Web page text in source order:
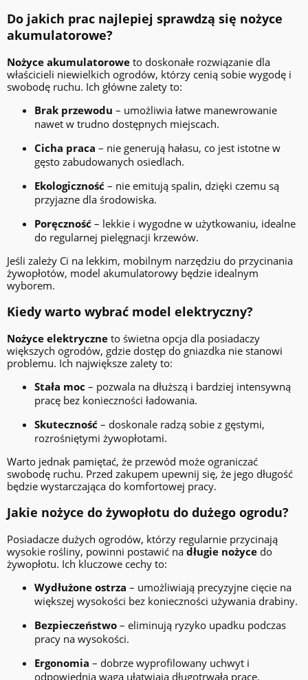
Do jakich prac najlepiej sprawdzą się nożyce
akumulatorowe?
Nożyce akumulatorowe to doskonałe rozwiązanie dla
właścicieli niewielkich ogrodów, którzy cenią sobie wygodę i
swobodę ruchu. Ich główne zalety to:
Brak przewodu – umożliwia łatwe manewrowanie
nawet w trudno dostępnych miejscach.
Cicha praca – nie generują hałasu, co jest istotne w
gęsto zabudowanych osiedlach.
Ekologiczność – nie emitują spalin, dzięki czemu są
przyjazne dla środowiska.
Poręczność – lekkie i wygodne w użytkowaniu, idealne
do regularnej pielęgnacji krzewów.
Jeśli zależy Ci na lekkim, mobilnym narzędziu do przycinania
żywopłotów, model akumulatorowy będzie idealnym
wyborem.
Kiedy warto wybrać model elektryczny?
Nożyce elektryczne to świetna opcja dla posiadaczy
większych ogrodów, gdzie dostęp do gniazdka nie stanowi
problemu. Ich największe zalety to:
Stała moc – pozwala na dłuższą i bardziej intensywną
pracę bez konieczności ładowania.
Skuteczność – doskonale radzą sobie z gęstymi,
rozrośniętymi żywopłotami.
Warto jednak pamiętać, że przewód może ograniczać
swobodę ruchu. Przed zakupem upewnij się, że jego długość
będzie wystarczająca do komfortowej pracy.
Jakie nożyce do żywopłotu do dużego ogrodu?
Posiadacze dużych ogrodów, którzy regularnie przycinają
wysokie rośliny, powinni postawić na długie nożyce do
żywopłotu. Ich kluczowe cechy to:
Wydłużone ostrza – umożliwiają precyzyjne cięcie na
większej wysokości bez konieczności używania drabiny.
Bezpieczeństwo – eliminują ryzyko upadku podczas
pracy na wysokości.
Ergonomia – dobrze wyprofilowany uchwyt i
odpowiednia waga ułatwiają długotrwałą pracę.